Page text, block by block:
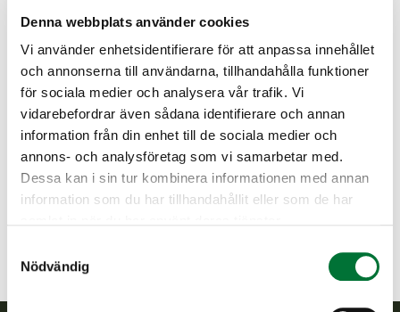
Denna webbplats använder cookies
Vi använder enhetsidentifierare för att anpassa innehållet
och annonserna till användarna, tillhandahålla funktioner
för sociala medier och analysera vår trafik. Vi
vidarebefordrar även sådana identifierare och annan
information från din enhet till de sociala medier och
annons- och analysföretag som vi samarbetar med.
Dessa kan i sin tur kombinera informationen med annan
information som du har tillhandahållit eller som de har
Nödvändig
https://riista.fi/metsastys/palvelut-
metsastajalle/ampumakoe/
https://riista.fi/metsastys/tapahtumahaku/
Ylä-Karjala jaktvårdsförening
0453438887
yla-karjala@rhy.riista.fi